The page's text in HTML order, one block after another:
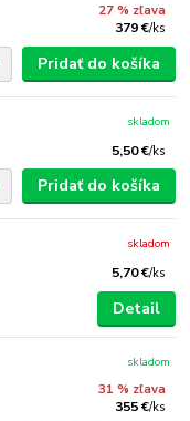
27 % zľava
379 €/ks
Pridať do košíka
5,50 €/ks
skladom
Pridať do košíka
5,70 €/ks
skladom
Detail
31 % zľava
355 €/ks
skladom